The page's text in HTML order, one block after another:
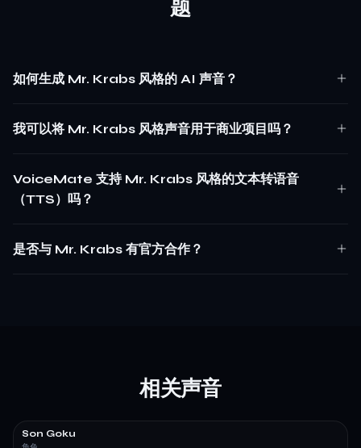
题
如何生成 Mr. Krabs 风格的 AI 声音？
我可以将 Mr. Krabs 风格声音用于商业项目吗？
VoiceMate 支持 Mr. Krabs 风格的文本转语音
（TTS）吗？
是否与 Mr. Krabs 有官方合作？
相关声音
Son Goku